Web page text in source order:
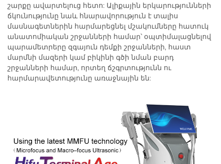
շարքը ավարտելուց հետո: Ալիքային երկարությունների
ճկունությունը նաև հնարավորություն է տալիս
մասնագետներին հարմարեցնել մշակումները հատուկ
անատոմիական շրջանների համար՝ օպտիմալացնելով
պարամետրերը զգայուն դեմքի շրջանների, հաստ
մարմնի մազերի կամ բիկինի գծի նման բարդ
շրջանների համար, որտեղ ճշգրտությունն ու
հարմարավետությունը առաջնային են: